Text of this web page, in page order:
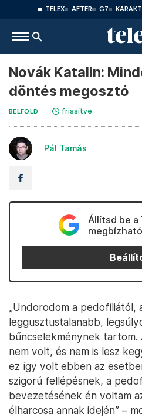
TELEX AFTER G7
Novák Katalin:
döntés megosztó
BELFÖLD frissítve
Pál Tamás
Állítsd be a
„Undorodom a pedofíliától,
leggusztustalanabb,
bűncselekménynek tartom.
nem volt, és nem is lesz
ez így volt ebben az
szigorú fellépésnek, a
bevezetésének én voltam
élharcosa annak idején” –